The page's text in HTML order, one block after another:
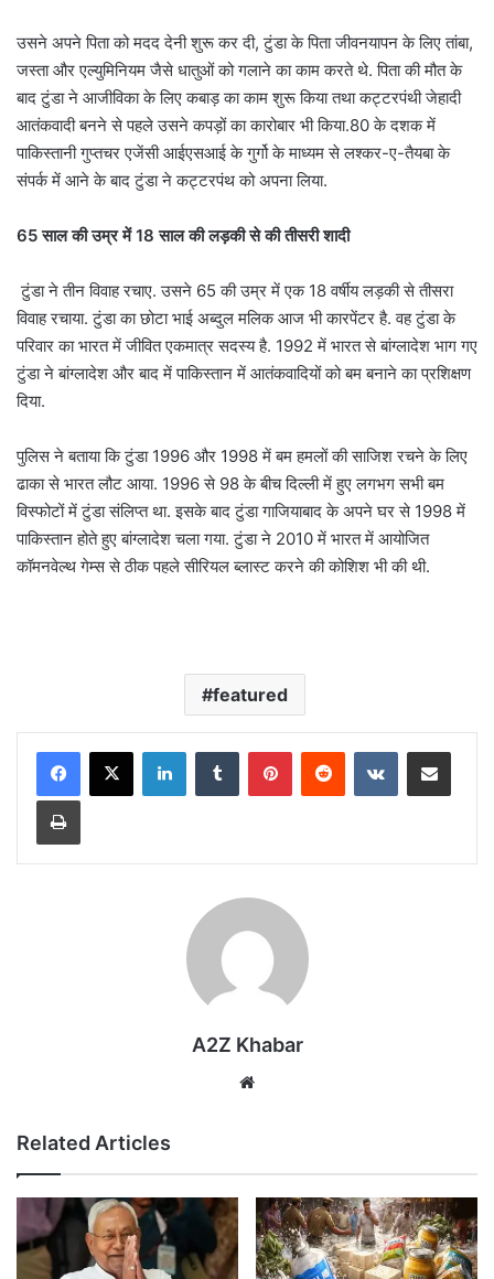
उसने अपने पिता को मदद देनी शुरू कर दी, टुंडा के पिता जीवनयापन के लिए तांबा,
जस्ता और एल्युमिनियम जैसे धातुओं को गलाने का काम करते थे. पिता की मौत के
बाद टुंडा ने आजीविका के लिए कबाड़ का काम शुरू किया तथा कट्टरपंथी जेहादी
आतंकवादी बनने से पहले उसने कपड़ों का कारोबार भी किया.80 के दशक में
पाकिस्तानी गुप्तचर एजेंसी आईएसआई के गुर्गो के माध्यम से लश्कर-ए-तैयबा के
संपर्क में आने के बाद टुंडा ने कट्टरपंथ को अपना लिया.
65 साल की उम्र में 18 साल की लड़की से की तीसरी शादी
टुंडा ने तीन विवाह रचाए. उसने 65 की उम्र में एक 18 वर्षीय लड़की से तीसरा
विवाह रचाया. टुंडा का छोटा भाई अब्दुल मलिक आज भी कारपेंटर है. वह टुंडा के
परिवार का भारत में जीवित एकमात्र सदस्य है. 1992 में भारत से बांग्लादेश भाग गए
टुंडा ने बांग्लादेश और बाद में पाकिस्तान में आतंकवादियों को बम बनाने का प्रशिक्षण
दिया.
पुलिस ने बताया कि टुंडा 1996 और 1998 में बम हमलों की साजिश रचने के लिए
ढाका से भारत लौट आया. 1996 से 98 के बीच दिल्ली में हुए लगभग सभी बम
विस्फोटों में टुंडा संलिप्त था. इसके बाद टुंडा गाजियाबाद के अपने घर से 1998 में
पाकिस्तान होते हुए बांग्लादेश चला गया. टुंडा ने 2010 में भारत में आयोजित
कॉमनवेल्थ गेम्स से ठीक पहले सीरियल ब्लास्ट करने की कोशिश भी की थी.
featured
LinkedInTumblr PinterestReddit VKontakteShare via Email
Print
A2Z Khabar
Related Articles